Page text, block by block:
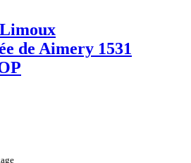
de Aimery 1531